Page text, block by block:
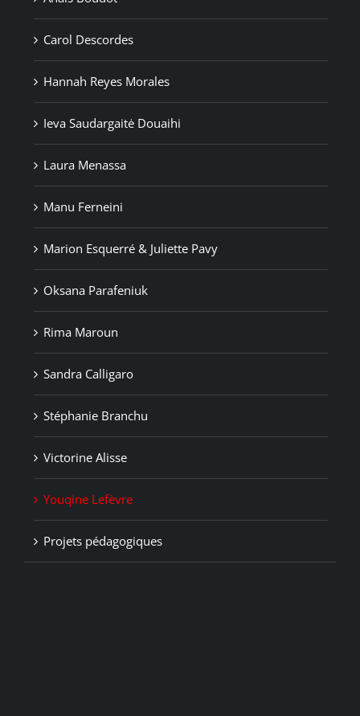
Carol Descordes
Hannah Reyes Morales
Ieva Saudargaitė Douaihi
Laura Menassa
Manu Ferneini
Marion Esquerré & Juliette Pavy
Oksana Parafeniuk
Rima Maroun
Sandra Calligaro
Stéphanie Branchu
Victorine Alisse
Youqine Lefèvre
Projets pédagogiques